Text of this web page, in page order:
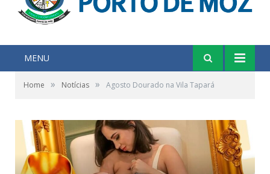
MENU
Home » Notícias » Agosto Dourado na Vila Tapará